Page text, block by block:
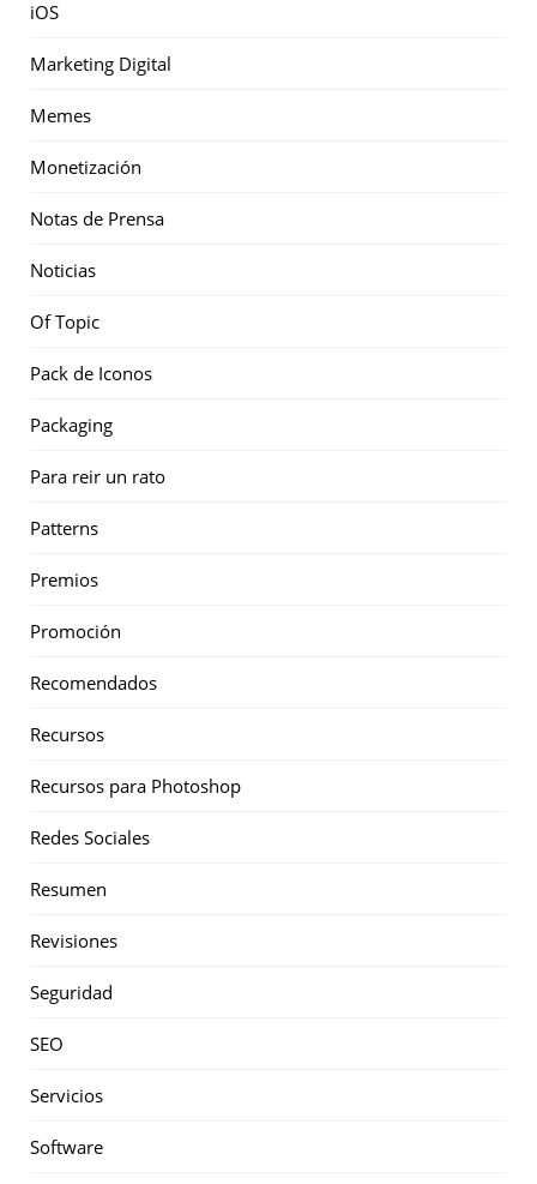
iOS
Marketing Digital
Memes
Monetización
Notas de Prensa
Noticias
Of Topic
Pack de Iconos
Packaging
Para reir un rato
Patterns
Premios
Promoción
Recomendados
Recursos
Recursos para Photoshop
Redes Sociales
Resumen
Revisiones
Seguridad
SEO
Servicios
Software